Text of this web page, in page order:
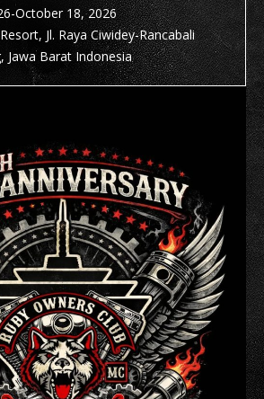
-October 18, 2026
Jl. Raya Ciwidey-Rancabali
Jawa Barat Indonesia